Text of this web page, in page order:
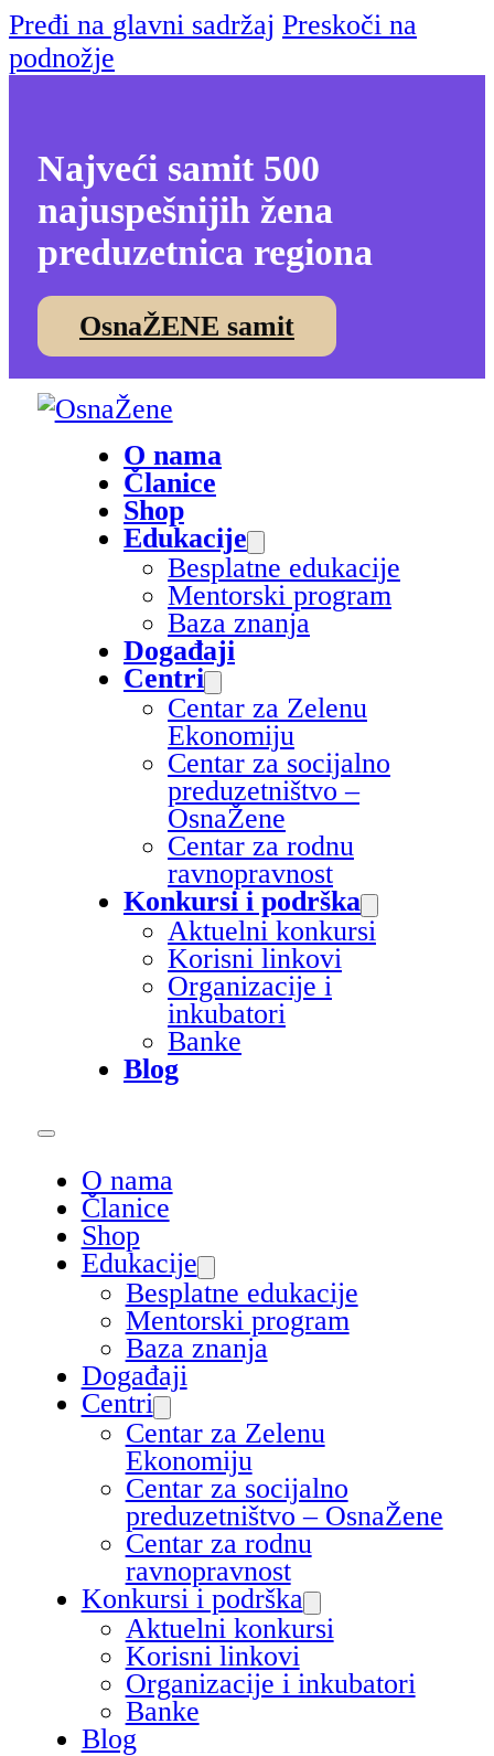
Pređi na glavni sadržaj Preskoči na
podnožje
Najveći samit 500
najuspešnijih žena
preduzetnica regiona
OsnaŽENE samit
O nama
Članice
Shop
Edukacije
Besplatne edukacije
Mentorski program
Baza znanja
Događaji
Centri
Centar za Zelenu
Ekonomiju
Centar za socijalno
preduzetništvo –
OsnaŽene
Centar za rodnu
ravnopravnost
Konkursi i podrška
Aktuelni konkursi
Korisni linkovi
Organizacije i
inkubatori
Banke
Blog
O nama
Članice
Shop
Edukacije
Besplatne edukacije
Mentorski program
Baza znanja
Događaji
Centri
Centar za Zelenu
Ekonomiju
Centar za socijalno
preduzetništvo – OsnaŽene
Centar za rodnu
ravnopravnost
Konkursi i podrška
Aktuelni konkursi
Korisni linkovi
Organizacije i inkubatori
Banke
Blog